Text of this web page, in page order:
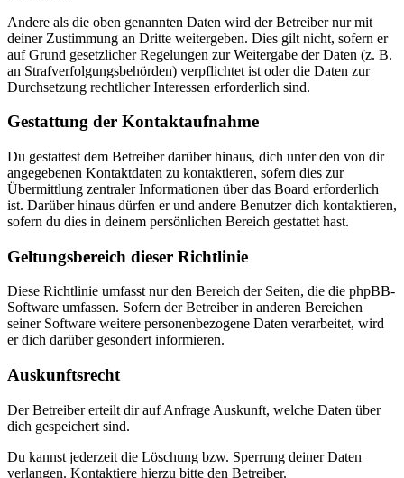
Andere als die oben genannten Daten wird der Betreiber nur mit
deiner Zustimmung an Dritte weitergeben. Dies gilt nicht, sofern er
auf Grund gesetzlicher Regelungen zur Weitergabe der Daten (z. B.
an Strafverfolgungsbehörden) verpflichtet ist oder die Daten zur
Durchsetzung rechtlicher Interessen erforderlich sind.
Gestattung der Kontaktaufnahme
Du gestattest dem Betreiber darüber hinaus, dich unter den von dir
angegebenen Kontaktdaten zu kontaktieren, sofern dies zur
Übermittlung zentraler Informationen über das Board erforderlich
ist. Darüber hinaus dürfen er und andere Benutzer dich kontaktieren,
sofern du dies in deinem persönlichen Bereich gestattet hast.
Geltungsbereich dieser Richtlinie
Diese Richtlinie umfasst nur den Bereich der Seiten, die die phpBB-
Software umfassen. Sofern der Betreiber in anderen Bereichen
seiner Software weitere personenbezogene Daten verarbeitet, wird
er dich darüber gesondert informieren.
Auskunftsrecht
Der Betreiber erteilt dir auf Anfrage Auskunft, welche Daten über
dich gespeichert sind.
Du kannst jederzeit die Löschung bzw. Sperrung deiner Daten
verlangen. Kontaktiere hierzu bitte den Betreiber.